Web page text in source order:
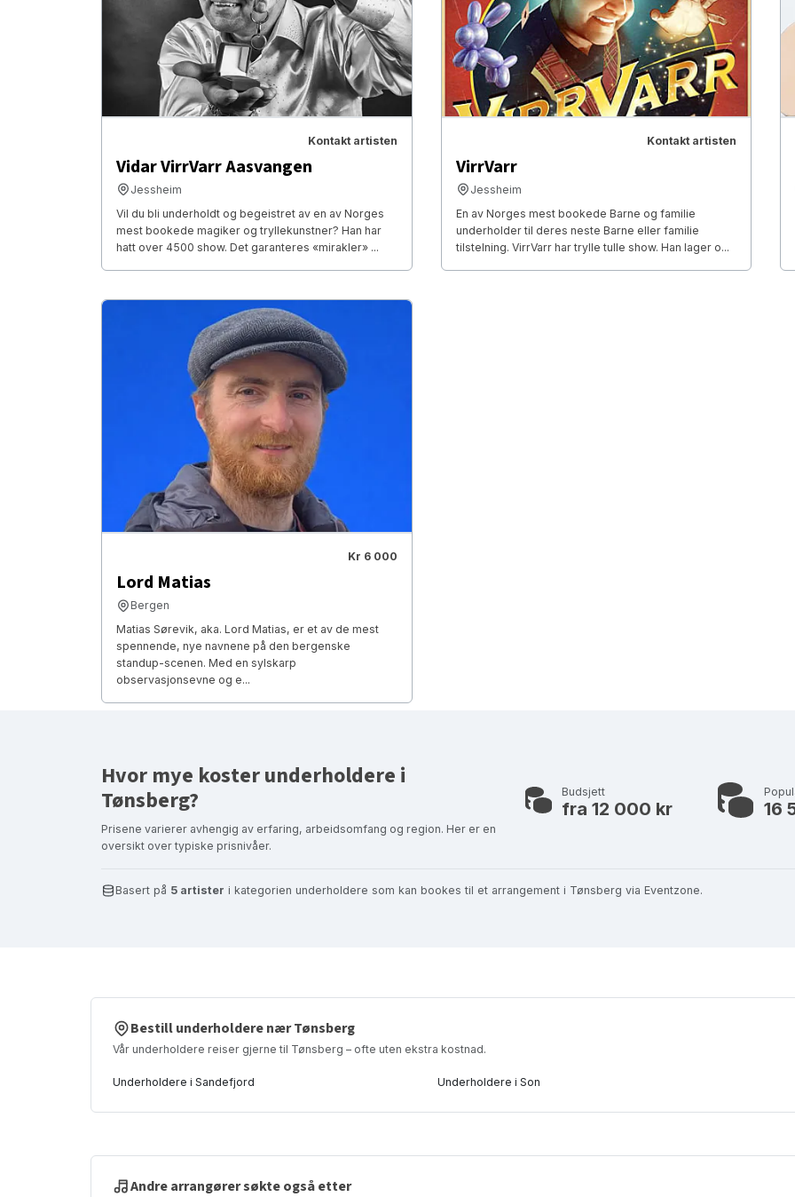
Kontakt artisten
Vidar VirrVarr Aasvangen
Jessheim
Vil du bli underholdt og begeistret av en av Norges
mest bookede magiker og tryllekunstner? Han har
hatt over 4500 show. Det garanteres «mirakler» ...
Kontakt artisten
VirrVarr
Jessheim
En av Norges mest bookede Barne og familie
underholder til deres neste Barne eller familie
tilstelning. VirrVarr har trylle tulle show. Han lager o...
Kr 6 000
Lord Matias
Bergen
Matias Sørevik, aka. Lord Matias, er et av de mest
spennende, nye navnene på den bergenske
standup-scenen. Med en sylskarp
observasjonsevne og e...
Hvor mye koster underholdere i
Tønsberg?
Prisene varierer avhengig av erfaring, arbeidsomfang og region. Her er en
oversikt over typiske prisnivåer.
Budsjett
fra 12 000 kr 16
Basert på 5 artister i kategorien underholdere som kan bookes til et arrangement i Tønsberg via Eventzone.
Bestill underholdere nær Tønsberg
Vår underholdere reiser gjerne til Tønsberg – ofte uten ekstra kostnad.
Underholdere i Sandefjord Underholdere i Son
Andre arrangører søkte også etter